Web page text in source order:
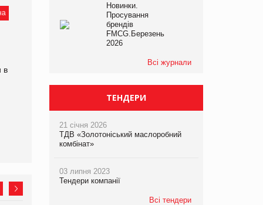
в
Новинки.
Просування
брендів
FMCG.Березень
2026
Всі журнали
ТЕНДЕРИ
21 січня 2026
ТДВ «Золотоніський маслоробний
комбінат»
03 липня 2023
Тендери компанії
Всі тендери